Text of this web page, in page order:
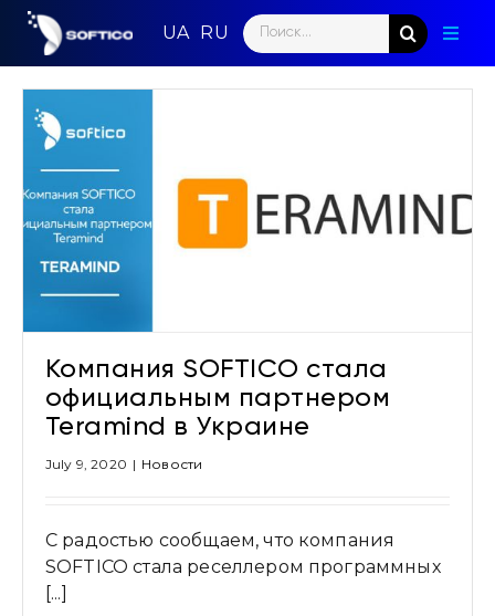
Skip
content
Search
for:
Компания SOFTICO стала
официальным партнером
Teramind в Украине
July 9, 2020 | Новости
С радостью сообщаем, что компания
SOFTICO стала реселлером программных
[...]